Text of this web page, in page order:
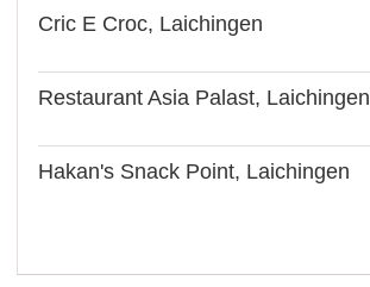
Cric E Croc, Laichingen
Restaurant Asia Palast, Laichingen
Hakan's Snack Point, Laichingen